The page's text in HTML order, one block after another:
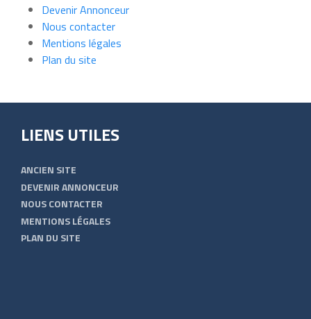
Devenir Annonceur
Nous contacter
Mentions légales
Plan du site
LIENS UTILES
ANCIEN SITE
DEVENIR ANNONCEUR
NOUS CONTACTER
MENTIONS LÉGALES
PLAN DU SITE